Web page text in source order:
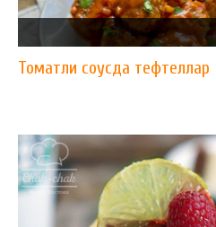
Томатли соусда тефтеллар